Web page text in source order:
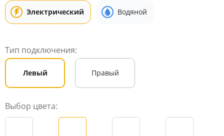
Электрический Водяной
Тип подключения:
Левый Правый
Выбор цвета: